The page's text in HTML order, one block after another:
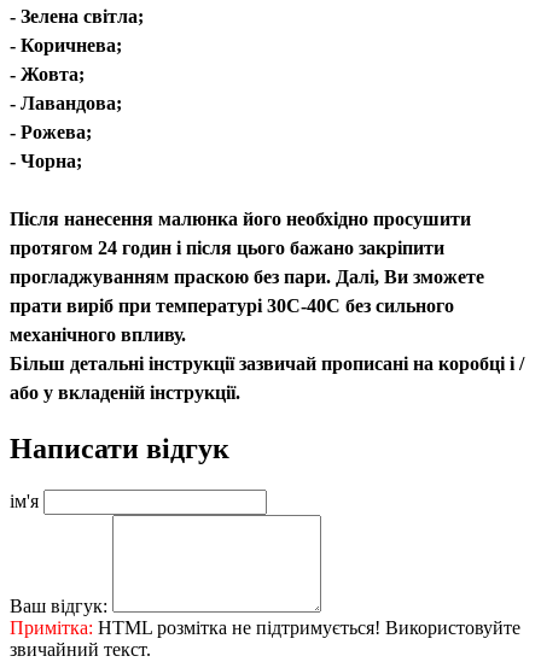
- Зелена світла;
- Коричнева;
- Жовта;
- Лавандова;
- Рожева;
- Чорна;
Після нанесення малюнка його необхідно просушити
протягом 24 годин і після цього бажано закріпити
прогладжуванням праскою без пари. Далі, Ви зможете
прати виріб при температурі 30С-40С без сильного
механічного впливу.
Більш детальні інструкції зазвичай прописані на коробці і /
або у вкладеній інструкції.
Написати відгук
ім'я
Ваш відгук:
Примітка: HTML розмітка не підтримується! Використовуйте
звичайний текст.